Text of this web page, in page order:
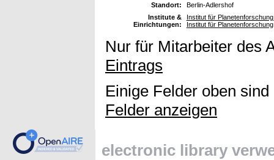
Standort:
Berlin-Adlershof
Institute &
Einrichtungen:
Institut für
Institut für Planetenforschung
Nur für Mitarbeiter des
Eintrags
Einige Felder oben
Felder anzeigen
electronic library